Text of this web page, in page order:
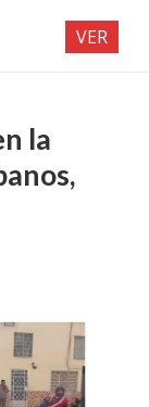
la
VER